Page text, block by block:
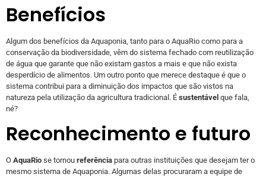
Benefícios
Algum dos benefícios da Aquaponia, tanto para o AquaRio como para a
conservação da biodiversidade, vêm do sistema fechado com reutilização
de água que garante que não existam gastos a mais e que não exista
desperdício de alimentos. Um outro ponto que merece destaque é que o
sistema contribui para a diminuição dos impactos que são vistos na
natureza pela utilização da agricultura tradicional. É sustentável que fala,
né?
Reconhecimento e futuro
O AquaRio se tornou referência para outras instituições que desejam ter o
mesmo sistema de Aquaponia. Algumas delas procuraram a equipe de